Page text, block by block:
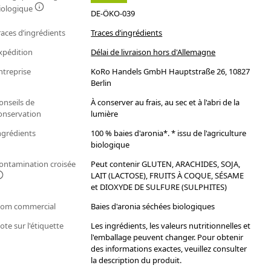
DE-ÖKO-039
d’ingrédients
Traces d’ingrédients
Délai de livraison hors d'Allemagne
KoRo Handels GmbH Hauptstraße 26, 10827
Berlin
de
À conserver au frais, au sec et à l'abri de la
lumière
100 % baies d'aronia*. * issu de l'agriculture
biologique
croisée
Peut contenir GLUTEN, ARACHIDES, SOJA,
LAIT (LACTOSE), FRUITS À COQUE, SÉSAME
et DIOXYDE DE SULFURE (SULPHITES)
commercial
Baies d'aronia séchées biologiques
sur l'étiquette
Les ingrédients, les valeurs nutritionnelles et
l'emballage peuvent changer. Pour obtenir
des informations exactes, veuillez consulter
la description du produit.